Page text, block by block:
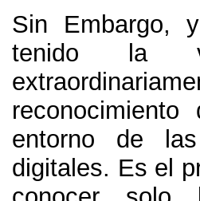
Sin Embargo,
tenido la
entorno de
digitales. Es el